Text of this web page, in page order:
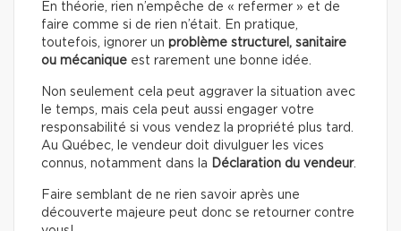
En théorie, rien n’empêche de « refermer » et de
faire comme si de rien n’était. En pratique,
toutefois, ignorer un problème structurel, sanitaire
ou mécanique est rarement une bonne idée.
Non seulement cela peut aggraver la situation avec
le temps, mais cela peut aussi engager votre
responsabilité si vous vendez la propriété plus tard.
Au Québec, le vendeur doit divulguer les vices
connus, notamment dans la Déclaration du vendeur.
Faire semblant de ne rien savoir après une
découverte majeure peut donc se retourner contre